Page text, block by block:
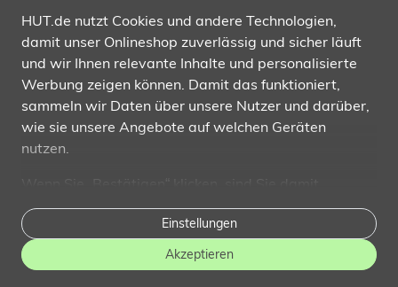
HUT.de nutzt Cookies und andere Technologien,
damit unser Onlineshop zuverlässig und sicher läuft
und wir Ihnen relevante Inhalte und personalisierte
Werbung zeigen können. Damit das funktioniert,
sammeln wir Daten über unsere Nutzer und darüber,
wie sie unsere Angebote auf welchen Geräten
nutzen.
einverstanden und erlauben uns, diese Daten an
Dritte weiterzugeben, etwa an unsere
Marketingpartner. Falls Sie dem
beschränken wir uns auf die wesentlichen Cookies. In
Einstellungen
Akzeptieren
Wir versenden mit